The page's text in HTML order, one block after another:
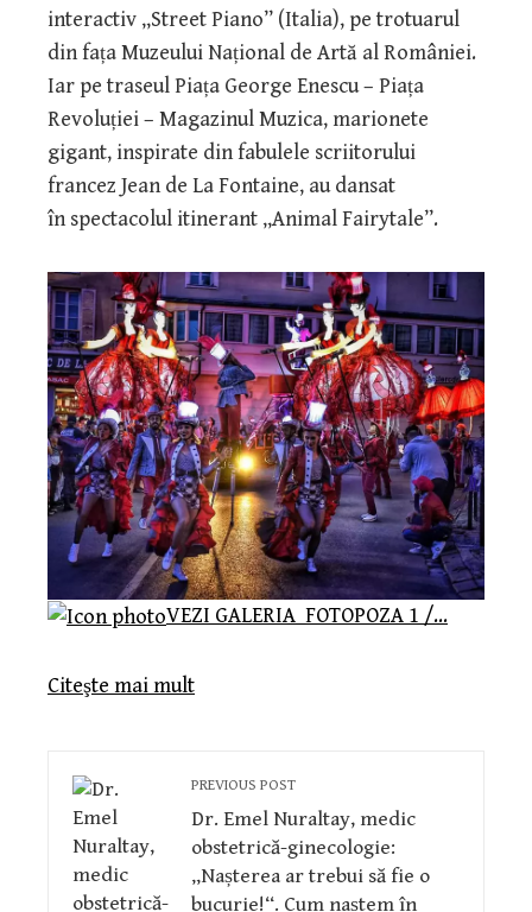
interactiv „Street Piano” (Italia), pe trotuarul
din fața Muzeului Național de Artă al României.
Iar pe traseul Piața George Enescu – Piața
Revoluției – Magazinul Muzica, marionete
gigant, inspirate din fabulele scriitorului
francez Jean de La Fontaine, au dansat
în spectacolul itinerant „Animal Fairytale”.
VEZI GALERIA FOTOPOZA 1 /…
Citeşte mai mult
PREVIOUS POST
Dr. Emel Nuraltay, medic
obstetrică-ginecologie:
„Nașterea ar trebui să fie o
bucurie!“. Cum naștem în